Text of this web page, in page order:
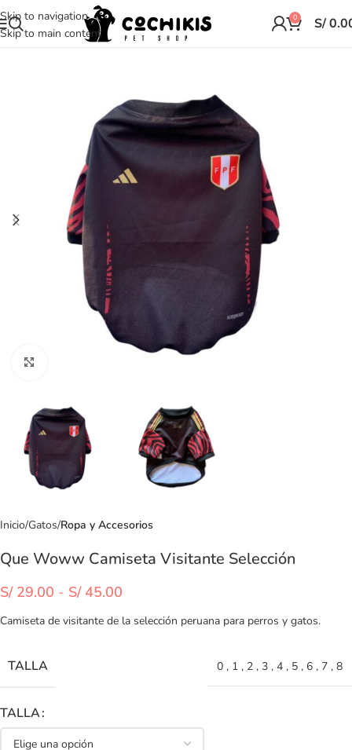
Skip to navigation
Skip to main content
0 S/
Inicio Gatos Ropa y Accesorios
Que Woww Camiseta Visitante Selección
S/29.00 - S/45.00
Camiseta de visitante de la selección peruana para perros y gatos.
TALLA 0 , 1 , 2 , 3 , 4 , 5 , 6 , 7 , 8
TALLA